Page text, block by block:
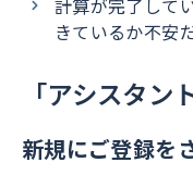
計算が完了して
きているか不安
「アシスタ
新規にご登録を